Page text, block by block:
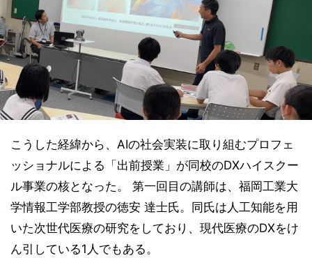
こうした経緯から、AIの社会実装に取り組むプロフェ
ッショナルによる「出前授業」が同校のDXハイスクー
ル事業の核となった。 第一回目の講師は、福岡工業大
学情報工学部教授の徳安 達士氏。同氏は人工知能を用
いた次世代医療の研究をしており、現代医療のDXをけ
ん引している1人でもある。